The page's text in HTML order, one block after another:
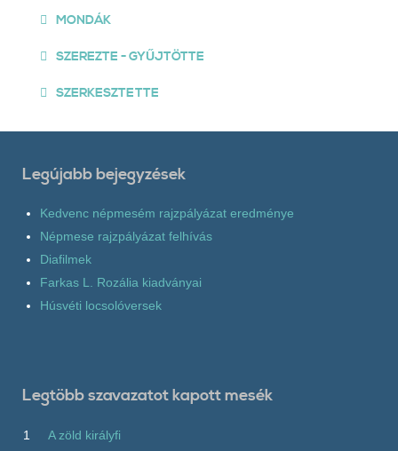
MONDÁK
SZEREZTE - GYŰJTÖTTE
SZERKESZTETTE
Legújabb bejegyzések
Kedvenc népmesém rajzpályázat eredménye
Népmese rajzpályázat felhívás
Diafilmek
Farkas L. Rozália kiadványai
Húsvéti locsolóversek
Legtöbb szavazatot kapott mesék
1
A zöld királyfi